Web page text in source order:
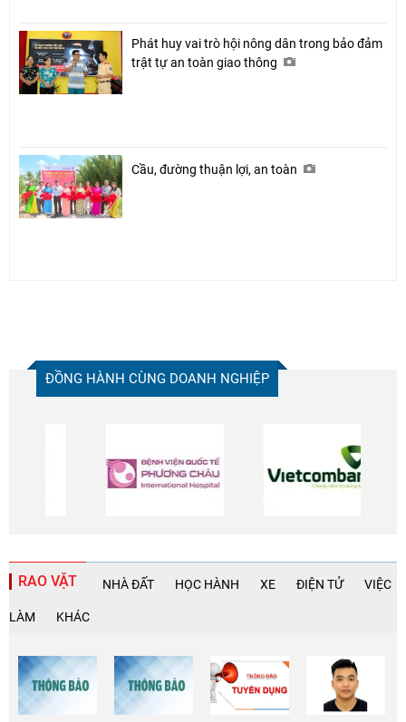
Phát huy vai trò hội nông dân trong bảo đảm
trật tự an toàn giao thông
Cầu, đường thuận lợi, an toàn
ĐỒNG HÀNH CÙNG DOANH NGHIỆP
RAO VẶT NHÀ ĐẤT HỌC HÀNH XE ĐIỆN TỬ VIỆC
LÀM KHÁC